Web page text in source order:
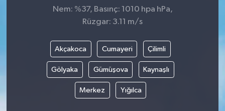
Nem: %37, Basınç: 1010 hpa hPa,
Rüzgar: 3.11 m/s
Akçakoca Cumayeri Çilimli
Gölyaka Gümüşova Kaynaşlı
Merkez Yığılca